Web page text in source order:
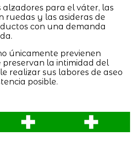
alzadores para el váter, las
ruedas y las asideras de
con una demanda
únicamente previenen
preservan la intimidad del
realizar sus labores de aseo
posible.